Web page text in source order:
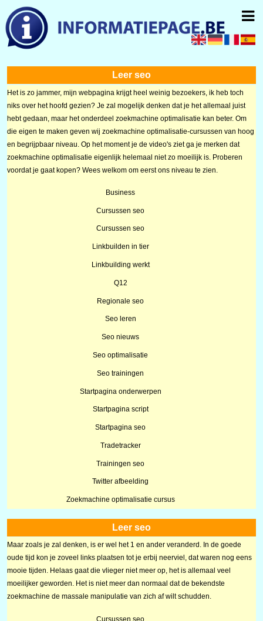
Leer seo
Het is zo jammer, mijn webpagina krijgt heel weinig bezoekers, ik heb toch
niks over het hoofd gezien? Je zal mogelijk denken dat je het allemaal juist
hebt gedaan, maar het onderdeel zoekmachine optimalisatie kan beter. Om
die eigen te maken geven wij zoekmachine optimalisatie-cursussen van hoog
en begrijpbaar niveau. Op het moment je de video's ziet ga je merken dat
zoekmachine optimalisatie eigenlijk helemaal niet zo moeilijk is. Proberen
voordat je gaat kopen? Wees welkom om eerst ons niveau te zien.
Business
Cursussen seo
Cursussen seo
Linkbuilden in tier
Linkbuilding werkt
Q12
Regionale seo
Seo leren
Seo nieuws
Seo optimalisatie
Seo trainingen
Startpagina onderwerpen
Startpagina script
Startpagina seo
Tradetracker
Trainingen seo
Twitter afbeelding
Zoekmachine optimalisatie cursus
Leer seo
Maar zoals je zal denken, is er wel het 1 en ander veranderd. In de goede
oude tijd kon je zoveel links plaatsen tot je erbij neerviel, dat waren nog eens
mooie tijden. Helaas gaat die vlieger niet meer op, het is allemaal veel
moeilijker geworden. Het is niet meer dan normaal dat de bekendste
zoekmachine de massale manipulatie van zich af wilt schudden.
Cursussen seo